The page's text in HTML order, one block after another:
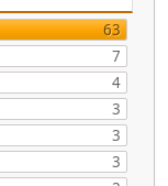
63
7
4
3
3
3